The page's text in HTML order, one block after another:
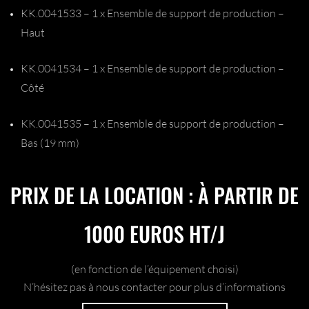
KK.0041533 – 1 x Ensemble de support de production –
Haut
KK.0041534 – 1 x Ensemble de support de production –
Côté
KK.0041535 – 1 x Ensemble de support de production –
Bas (19 mm)
PRIX DE LA LOCATION : À PARTIR DE
1000 EUROS HT/J
(en fonction de l’équipement choisi)
N’hésitez pas à nous contacter pour plus d’informations